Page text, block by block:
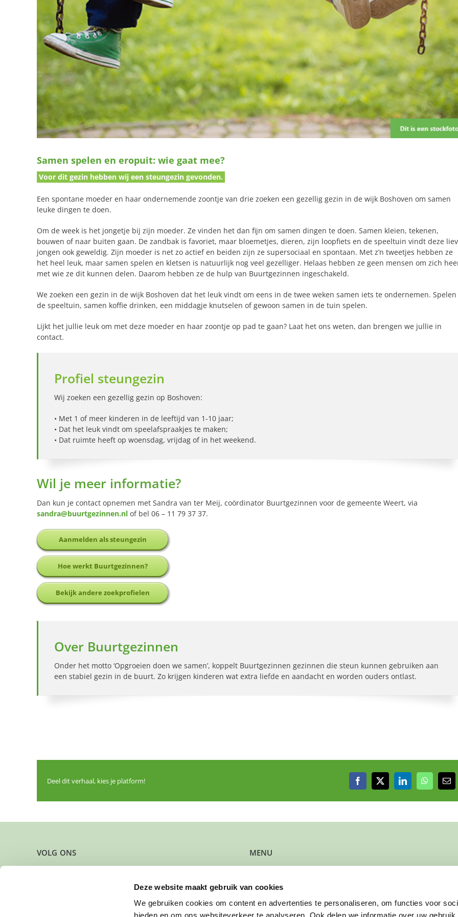
Deze website maakt gebruik van cookies
We gebruiken cookies om content en advertenties te personaliseren, om functies voor
Samen spelen en eropuit: wie gaat mee?
Voor dit gezin hebben wij een steungezin gevonden.
Een spontane moeder en haar ondernemende zoontje van drie zoeken een gezellig gezin in de wijk Boshoven om samen
leuke dingen te doen.
Om de week is het jongetje bij zijn moeder. Ze vinden het dan fijn om samen dingen te doen. Samen kleien, tekenen,
bouwen of naar buiten gaan. De zandbak is favoriet, maar bloemetjes, dieren, zijn loopfiets en de speeltuin vindt deze
jongen ook geweldig. Zijn moeder is net zo actief en beiden zijn ze supersociaal en spontaan. Met z’n tweetjes hebben ze
het heel leuk, maar samen spelen en kletsen is natuurlijk nog veel gezelliger. Helaas hebben ze geen mensen om zich
met wie ze dit kunnen delen. Daarom hebben ze de hulp van Buurtgezinnen ingeschakeld.
We zoeken een gezin in de wijk Boshoven dat het leuk vindt om eens in de twee weken samen iets te ondernemen.
de speeltuin, samen koffie drinken, een middagje knutselen of gewoon samen in de tuin spelen.
Lijkt het jullie leuk om met deze moeder en haar zoontje op pad te gaan? Laat het ons weten, dan brengen we jullie in
contact.
Profiel steungezin
Wij zoeken een gezellig gezin op Boshoven:
• Met 1 of meer kinderen in de leeftijd van 1-10 jaar;
• Dat het leuk vindt om speelafspraakjes te maken;
• Dat ruimte heeft op woensdag, vrijdag of in het weekend.
Wil je meer informatie?
Dan kun je contact opnemen met Sandra van ter Meij, coördinator Buurtgezinnen voor de gemeente Weert, via
sandra@buurtgezinnen.nl of bel 06 – 11 79 37 37.
Aanmelden als steungezin
Hoe werkt Buurtgezinnen?
Bekijk andere zoekprofielen
Over Buurtgezinnen
Onder het motto ‘Opgroeien doen we samen’, koppelt Buurtgezinnen gezinnen die steun kunnen gebruiken aan
een stabiel gezin in de buurt. Zo krijgen kinderen wat extra liefde en aandacht en worden ouders ontlast.
Deel dit verhaal, kies je platform! Facebook
X LinkedInWhatsApp
E-
mail
VOLG ONS MENU
Kun je steun gebruiken?
Wil je een gezin verwijzen?
Werk je bij de gemeente?
Wil je solliciteren?